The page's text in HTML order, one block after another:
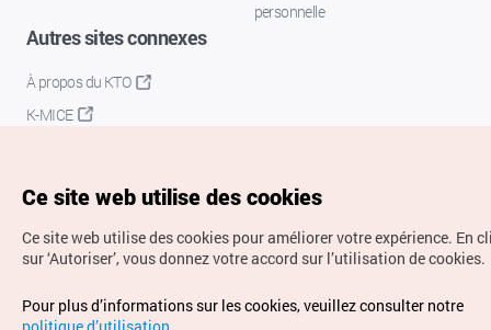
personnelle
Autres sites connexes
À propos du KTO
K-MICE
Droits d’auteur (c) Office National du Tourisme en Corée.
Tous droits réservés.
Ce site web utilise des cookies
Ce site web utilise des cookies pour améliorer votre expérience. En
sur ‘Autoriser’, vous donnez votre accord sur l’utilisation de cookies.
Pour plus d’informations sur les cookies, veuillez consulter notre